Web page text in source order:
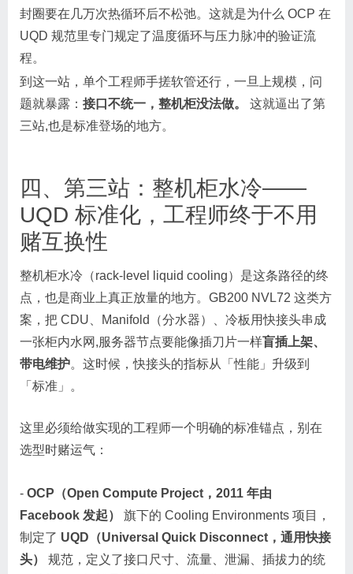
封圈要在几万次热循环后不松弛。这就是为什么 OCP 在
UQD 规范里专门规定了温度循环与压力脉冲的验证流
程。
到这一站，单个工程师手搓软管还行，一旦上规模，问
题就暴露： 接口不统一，整机柜没法做。
这就逼出了第
三站,也是标准登场的地方。
四、第三站：整机柜水冷——
UQD 标准化，工程师终于不用
赌互换性
整机柜水冷（rack-level liquid cooling）是这条路径的终
点，也是商业上真正放量的地方。GB200 NVL72 这类方
案，把 CDU、Manifold（分水器）、冷板用快接头串成
一张柜内水网,服务器节点要能像插刀片一样盲插上架、
带电维护。这时候，快接头的指标从「性能」升级到
「标准」。
这里必须给做实现的工程师一个明确的标准锚点，别在
选型时赌运气：
- OCP（Open Compute Project，2011 年由
Facebook 发起）
旗下的 Cooling Environments 项目，
制定了 UQD（Universal Quick Disconnect，通用快接
头）
规范，定义了接口尺寸、流量、泄漏、插拔力的统